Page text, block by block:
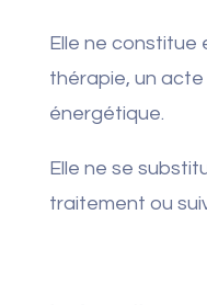
Elle ne constitue
thérapie, un
énergétique.
Elle ne se
traitement ou